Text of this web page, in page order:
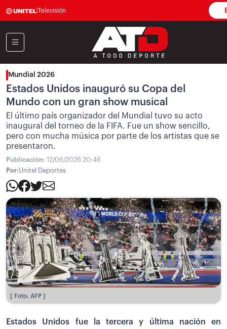
Televisión
Mundial 2026
Estados Unidos inauguró su Copa del
Mundo con un gran show musical
El último país organizador del Mundial tuvo su acto
inaugural del torneo de la FIFA. Fue un show sencillo,
pero con mucha música por parte de los artistas que se
presentaron.
Publicación: 12/06/2026 20:46
Por:Unitel Deportes
[ Foto: AFP ]
Estados Unidos fue la tercera y última nación en